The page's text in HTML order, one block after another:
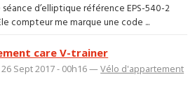
séance d’elliptique référence EPS-540-2
compteur me marque une code ...
care V-trainer
Sept 2017 - 00h16 —Vélo d'appartement